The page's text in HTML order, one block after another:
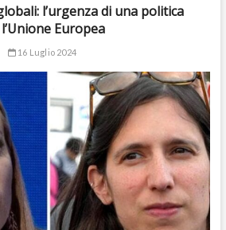
l’urgenza di una politica
Europea
16 Luglio 2024